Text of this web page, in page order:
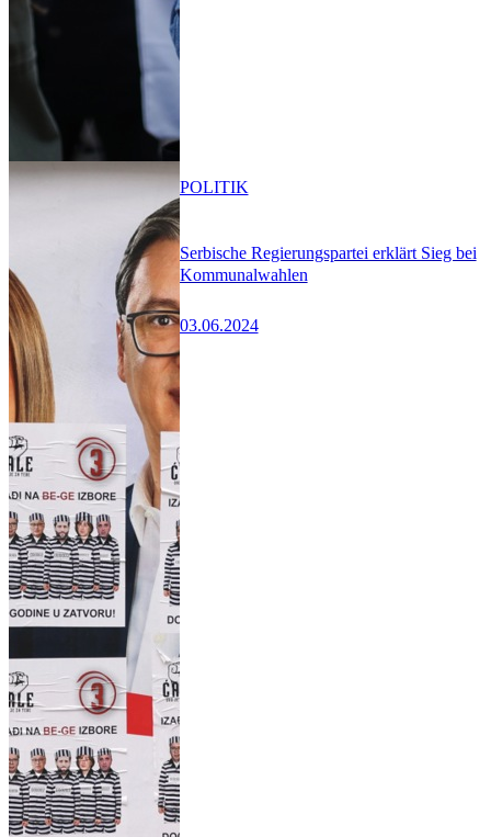
Serbische Regierungspartei erklärt Sieg bei
Kommunalwahlen
03.06.2024
POLITIK